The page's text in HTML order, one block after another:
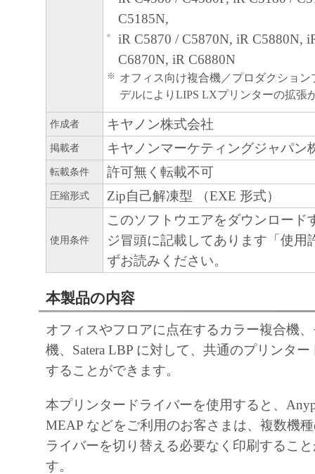
７．契約期間
(1) 本契約書は、お客様が、『同意』を示
クリックした時点、または「本ソフトウェ
ールした時点で発効し、下記(2)または(3)
まで有効に存続します。
(2) お客様は、「本ソフトウェア」および
てを廃棄および消去することにより、本契
ることができます。
(3) お客様が本契約書のいずれかの条項に
契約書は直ちに終了します。
(4) お客様は、上記(3)によって本契約書が
やかに、「本ソフトウェア」およびその複
廃棄または消去するものとします。
８．U.S. GOVERNMENT RESTRICTED
The Software is a commercial item, as that term
software and commercial computer software
such terms are used in 48 C.F.R. 12.212 (Sept
with 48 C.F.R. 12.212 and 48 C.F.R.
227.7202-4 (June 1995), all U.S. Government
acquire the Software with only those rights set
Manufacturer is Canon Inc.30-2, Shimomaruko
ku, Tokyo 146-8501, Japan.
C5185N,
iR C5870 / C5870N, iR C5880N,
C6870N, iR C6880N
※ オフィス向け複合機／プロダクショ
デルによりLIPS LXプリンターの拡張
作成者 キヤノン株式会社
掲載者 キヤノンマーケティングジャパン
転載条件 許可無く転載不可
圧縮形式 Zip自己解凍型 （EXE 形式）
使用条件
このソフトウエアをダウンロード
ジ冒頭に記載してあります「使用
ずお読みください。
本製品の内容
オフィスやフロアに点在するカラー複合機
機、Satera LBP に対して、共通のプリンタ
することができます。
本プリンタードライバーを使用すると、
MEAP などをご利用のお客さまは、複数機
ライバーを切り替える必要なく印刷するこ
す。